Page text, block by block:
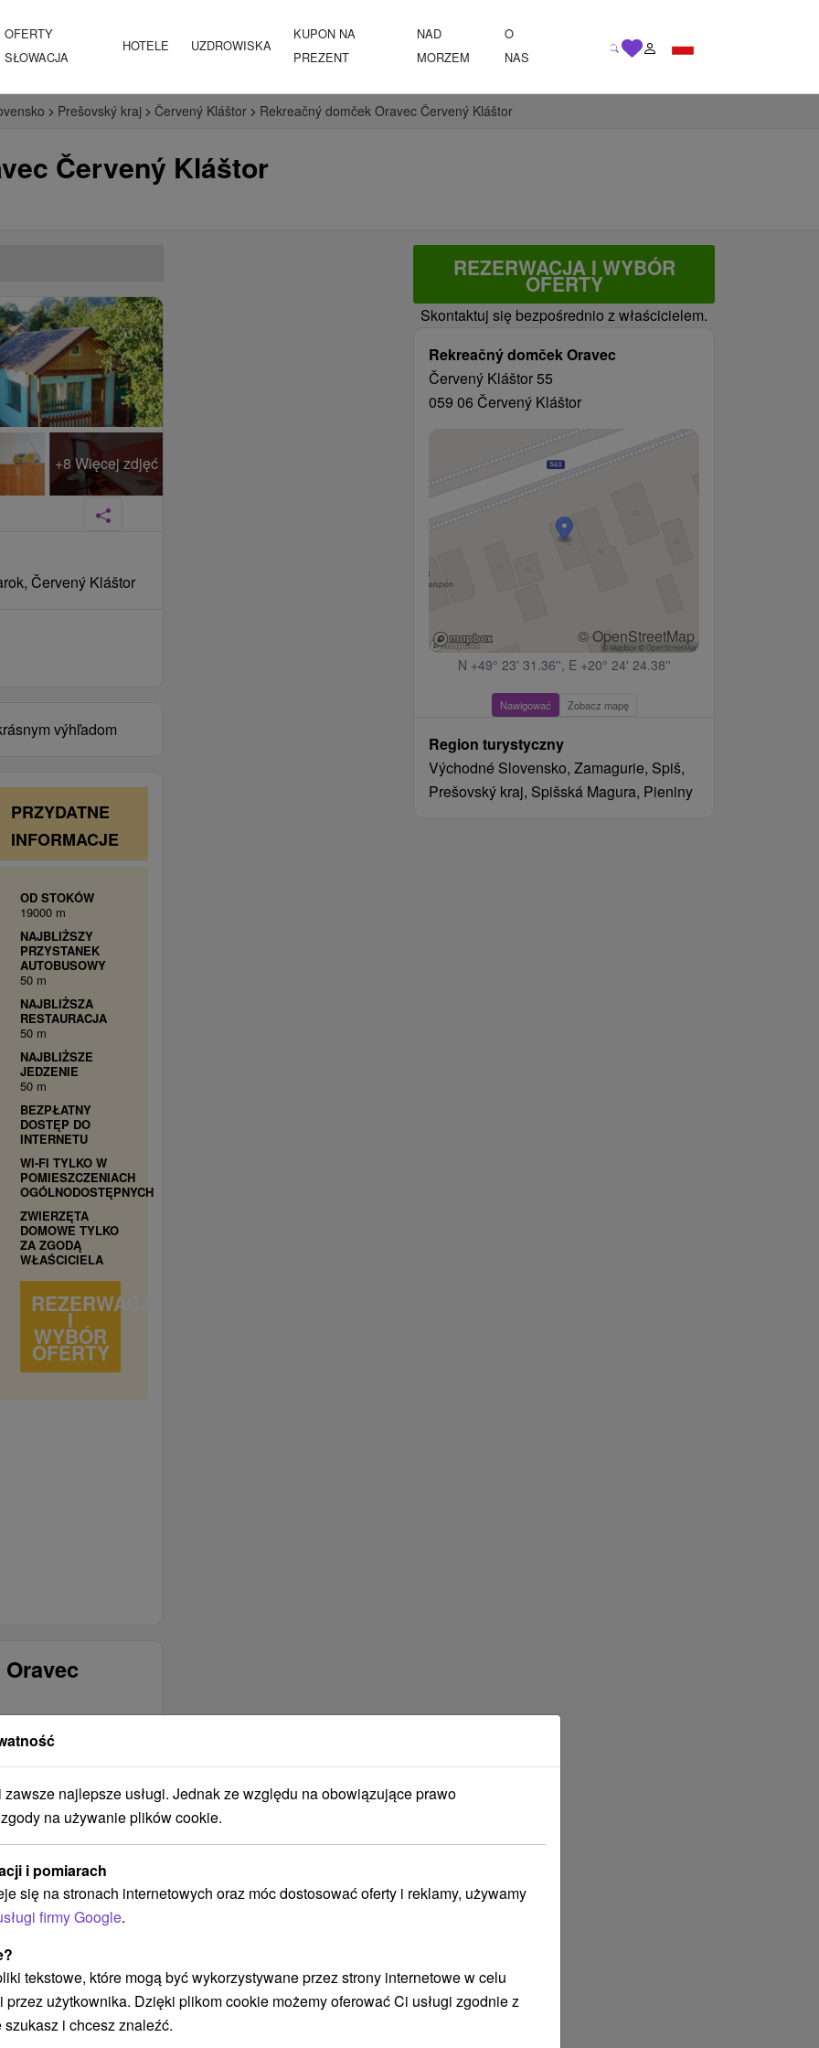
OFERTY
SŁOWACJA
HOTELE UZDROWISKA
KUPON NA
PREZENT
NAD
MORZEM
O
NAS
Prešovský kraj Červený Kláštor Rekreačný domček Oravec Červený Kláštor
Červený Kláštor
REZERWACJA I WYBÓR
OFERTY
Skontaktuj się bezpośrednio z właścicielem.
Rekreačný domček Oravec
Červený Kláštor 55
059 06 Červený Kláštor
© OpenStreetMap
N +49° 23' 31.36'', E +20° 24' 24.38''
Nawigować Zobacz mapę
Region turystyczny
Východné Slovensko, Zamagurie, Spiš,
Prešovský kraj, Spišská Magura, Pieniny
+8 Więcej zdjęć
Červený Kláštor
výhľadom
PRZYDATNE
INFORMACJE
OD STOKÓW
19000 m
NAJBLIŻSZY
PRZYSTANEK
AUTOBUSOWY
50 m
NAJBLIŻSZA
RESTAURACJA
50 m
NAJBLIŻSZE
JEDZENIE
50 m
BEZPŁATNY
DOSTĘP DO
INTERNETU
WI-FI TYLKO W
POMIESZCZENIACH
OGÓLNODOSTĘPNYCH
ZWIERZĘTA
DOMOWE TYLKO
ZA ZGODĄ
WŁAŚCICIELA
REZERWACJA
I
WYBÓR
OFERTY
SPOSÓB
OGRZEWANIA
Centrálne
PALENIE
DOZWOLONE W
BUDYNKU?
povolené
BUDYNEK JEST
OBJĘTY ZASIĘGIEM
najlepsze usługi. Jednak ze względu na obowiązujące prawo
na używanie plików cookie.
i pomiarach
się na stronach internetowych oraz móc dostosować oferty i reklamy, używamy
firmy Google.
tekstowe, które mogą być wykorzystywane przez strony internetowe w celu
przez użytkownika. Dzięki plikom cookie możemy oferować Ci usługi zgodnie z
i chcesz znaleźć.